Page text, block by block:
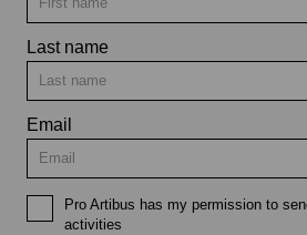
Last name
Email
Pro Artibus has my permission to
activities